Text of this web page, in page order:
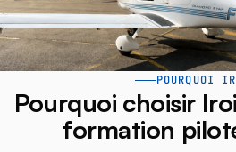
POURQUOI
Pourquoi choisir
formation